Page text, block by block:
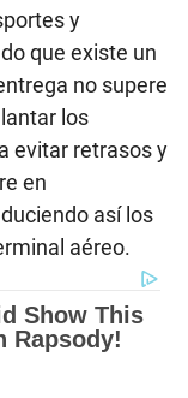
y
que existe un
no supere
los
evitar retrasos y
en
así los
aéreo.